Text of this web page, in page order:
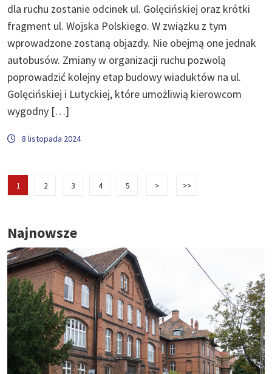
dla ruchu zostanie odcinek ul. Golęcińskiej oraz krótki
fragment ul. Wojska Polskiego. W związku z tym
wprowadzone zostaną objazdy. Nie obejmą one jednak
autobusów. Zmiany w organizacji ruchu pozwolą
poprowadzić kolejny etap budowy wiaduktów na ul.
Golęcińskiej i Lutyckiej, które umożliwią kierowcom
wygodny […]
8 listopada 2024
1 2 3 4 5 > >>
Najnowsze